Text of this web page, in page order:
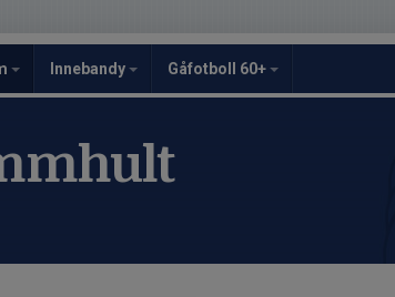
Innebandy Gåfotboll 60+